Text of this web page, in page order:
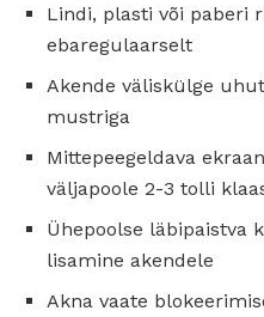
Lindi, plasti või paberi
ebaregulaarselt
Akende väliskülge
mustriga
Mittepeegeldava
väljapoole 2-3 tolli
Ühepoolse läbipaistva
lisamine akendele
Akna vaate